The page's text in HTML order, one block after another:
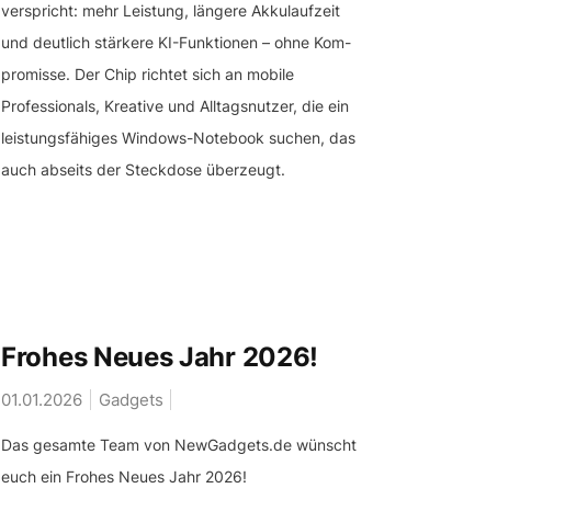
verspricht: mehr Leistung, längere Akkulaufzeit
und deutlich stärkere KI-Funktionen – ohne Kom­
promisse. Der Chip richtet sich an mobile
Professionals, Kreative und Alltagsnutzer, die ein
leistungsfähiges Windows-Notebook suchen, das
auch abseits der Steckdose überzeugt.
Frohes Neues Jahr 2026!
01.01.2026 Gadgets
Das gesamte Team von NewGadgets.de wünscht
euch ein Frohes Neues Jahr 2026!